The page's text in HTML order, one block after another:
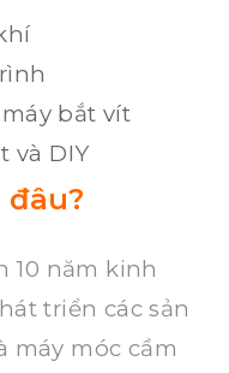
bắt vít
và DIY
đâu?
10 năm kinh
triển các sản
máy móc cầm